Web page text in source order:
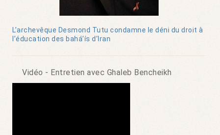
L’archevêque Desmond Tutu condamne le déni du droit à
l’éducation des bahá’ís d’Iran
Vidéo - Entretien avec Ghaleb Bencheikh